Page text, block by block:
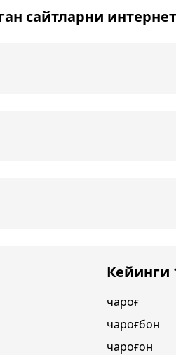
сайтларни
Кейинги
чароғ
чароғбон
чароғон